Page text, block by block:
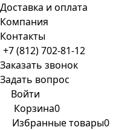
Доставка и оплата
Компания
Контакты
+7 (812) 702-81-12
Заказать звонок
Задать вопрос
Войти
Корзина0
Избранные товары0